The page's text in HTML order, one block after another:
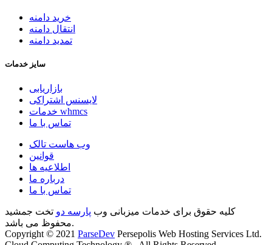
خرید دامنه
انتقال دامنه
تمدید دامنه
سایز خدمات
بازاریابی
لایسنس اشتراکی
خدمات whmcs
تماس با ما
وب هاست تالک
قوانین
اطلاعیه ها
درباره ما
تماس با ما
کلیه حقوق برای خدمات میزبانی وب پارسه دو تخت جمشید
محفوظ می باشد.
Copyright © 2021 ParseDev Persepolis Web Hosting Services Ltd.